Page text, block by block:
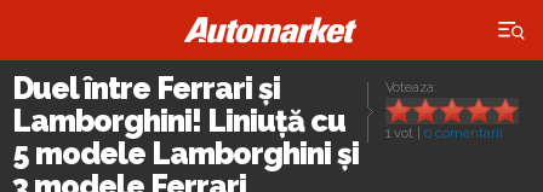
×
Voteaza:
1 vot 0 comentarii
Duel între Ferrari și
Lamborghini! Liniuță cu
5 modele Lamborghini și